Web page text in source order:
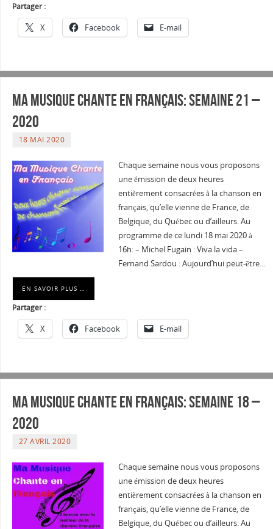
Partager :
X Facebook E-mail
Ma musique chante en Français: Semaine 21 –
2020
18 MAI 2020
Chaque semaine nous vous proposons
une émission de deux heures
entièrement consacrées à la chanson en
français, qu’elle vienne de France, de
Belgique, du Québec ou d’ailleurs. Au
programme de ce lundi 18 mai 2020 à
16h: – Michel Fugain : Viva la vida –
Fernand Sardou : Aujourd’hui peut-être…
EN SAVOIR PLUS …
Partager :
X Facebook E-mail
Ma musique chante en Français: Semaine 18 –
2020
27 AVRIL 2020
Chaque semaine nous vous proposons
une émission de deux heures
entièrement consacrées à la chanson en
français, qu’elle vienne de France, de
Belgique, du Québec ou d’ailleurs. Au